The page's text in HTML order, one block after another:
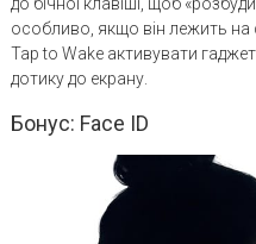
особливо, якщо він лежить на
Tap to Wake активувати
дотику до екрану.
Бонус: Face ID